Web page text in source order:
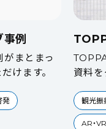
事例
まとまっ
けます。
発
資料
観光振
AR・